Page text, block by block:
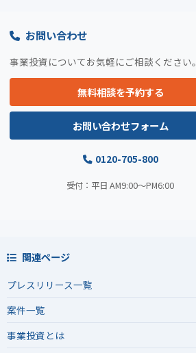
お問い合わせ
事業投資についてお気軽にご相談ください。
無料相談を予約する
お問い合わせフォーム
0120-705-800
受付：平日 AM9:00〜PM6:00
関連ページ
プレスリリース一覧
案件一覧
事業投資とは